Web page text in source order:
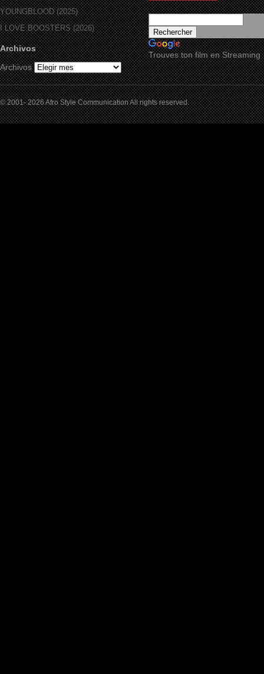
YOUNGBLOOD (2025)
I LOVE BOOSTERS (2026)
Archivos
Archivos
Trouves ton film en Streaming
© 2001- 2026 Afro Style Communication All rights reserved.